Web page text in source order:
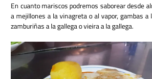
En cuanto mariscos podremos saborear desde
a mejillones a la vinagreta o al vapor, gambas a
zamburiñas a la gallega o vieira a la gallega.